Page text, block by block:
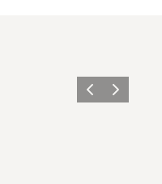
ZurückWeiter